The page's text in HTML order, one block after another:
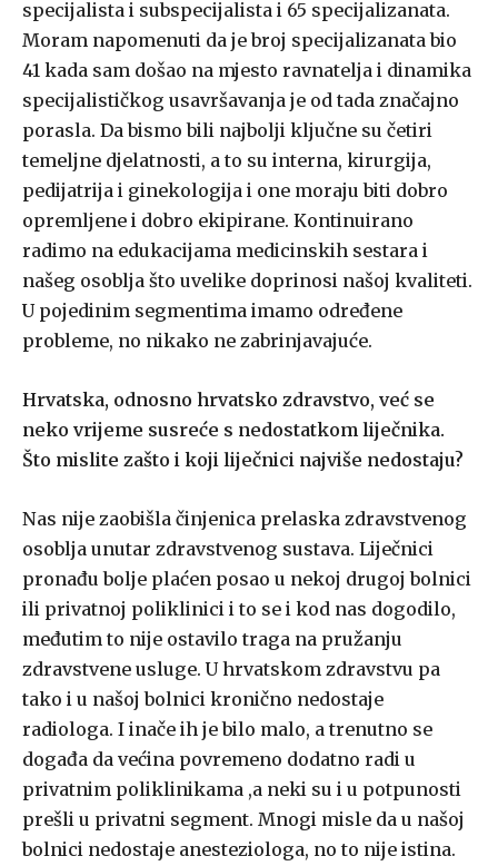
specijalista i subspecijalista i 65 specijalizanata.
Moram napomenuti da je broj specijalizanata bio
41 kada sam došao na mjesto ravnatelja i dinamika
specijalističkog usavršavanja je od tada značajno
porasla. Da bismo bili najbolji ključne su četiri
temeljne djelatnosti, a to su interna, kirurgija,
pedijatrija i ginekologija i one moraju biti dobro
opremljene i dobro ekipirane. Kontinuirano
radimo na edukacijama medicinskih sestara i
našeg osoblja što uvelike doprinosi našoj kvaliteti.
U pojedinim segmentima imamo određene
probleme, no nikako ne zabrinjavajuće.
Hrvatska, odnosno hrvatsko zdravstvo, već se
neko vrijeme susreće s nedostatkom liječnika.
Što mislite zašto i koji liječnici najviše nedostaju?
Nas nije zaobišla činjenica prelaska zdravstvenog
osoblja unutar zdravstvenog sustava. Liječnici
pronađu bolje plaćen posao u nekoj drugoj bolnici
ili privatnoj poliklinici i to se i kod nas dogodilo,
međutim to nije ostavilo traga na pružanju
zdravstvene usluge. U hrvatskom zdravstvu pa
tako i u našoj bolnici kronično nedostaje
radiologa. I inače ih je bilo malo, a trenutno se
događa da većina povremeno dodatno radi u
privatnim poliklinikama ,a neki su i u potpunosti
prešli u privatni segment. Mnogi misle da u našoj
bolnici nedostaje anesteziologa, no to nije istina.